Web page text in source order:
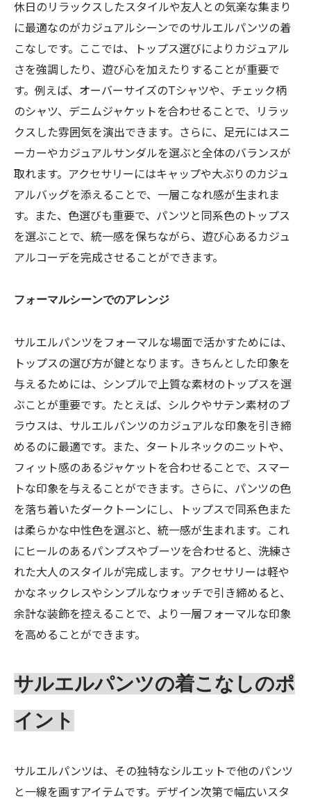
休日のリラックスしたスタイルや友人との気楽な集まり
に最適なのがカジュアルシーンでのサルエルパンツの着
こなしです。ここでは、トップス選びによりカジュアル
さを強調したり、遊び心を加えたりすることが重要で
す。例えば、オーバーサイズのTシャツや、チェック柄
のシャツ、デニムジャケットを合わせることで、リラッ
クスした雰囲気を演出できます。さらに、足元にはスニ
ーカーやカジュアルサンダルを選ぶと全体のバランスが
取れます。アクセサリーにはキャップや大ぶりのカジュ
アルバッグを添えることで、一層こなれ感が生まれま
す。また、色選びも重要で、パンツと同系色のトップス
を選ぶことで、統一感を保ちながら、遊び心あるカジュ
アルコーデを完成させることができます。
フォーマルシーンでのアレンジ
サルエルパンツをフォーマルな場面で活かすためには、
トップスの選び方が鍵となります。きちんとした印象を
与えるためには、シンプルで上質な素材のトップスを選
ぶことが重要です。たとえば、シルクやサテン素材のブ
ラウスは、サルエルパンツのカジュアルな印象を引き締
めるのに最適です。また、タートルネックのニットや、
フィット感のあるジャケットを合わせることで、スマー
トな印象を与えることができます。さらに、パンツの色
を落ち着いたダークトーンにし、トップスで同系色また
は柔らかな中性色を選ぶと、統一感が生まれます。これ
にヒールのあるパンプスやブーツを合わせると、洗練さ
れた大人のスタイルが完成します。アクセサリーは軽や
かなネックレスやシンプルなウォッチで引き締めると、
余計な装飾を控えることで、より一層フォーマルな印象
を高めることができます。
サルエルパンツの着こなしのポ
イント
サルエルパンツは、その独特なシルエットで他のパンツ
と一線を画すアイテムです。デザイン次第で幅広いスタ